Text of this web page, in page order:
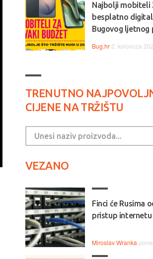
Najbolji mobiteli
besplatno
Bugovog ljetnog
Bug.hr 2. kolovoza
TRENUTNO
CIJENE NA TRŽIŠTU
VEZANO
Finci će Rusima
pristup internetu
Miroslav Wranka